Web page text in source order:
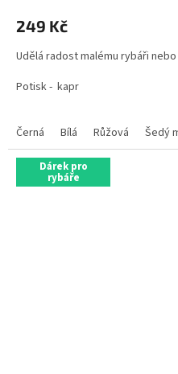
249 Kč
Udělá radost malému rybáři
Potisk - kapr
Černá Bílá Růžová Šedý
Dárek pro
rybáře